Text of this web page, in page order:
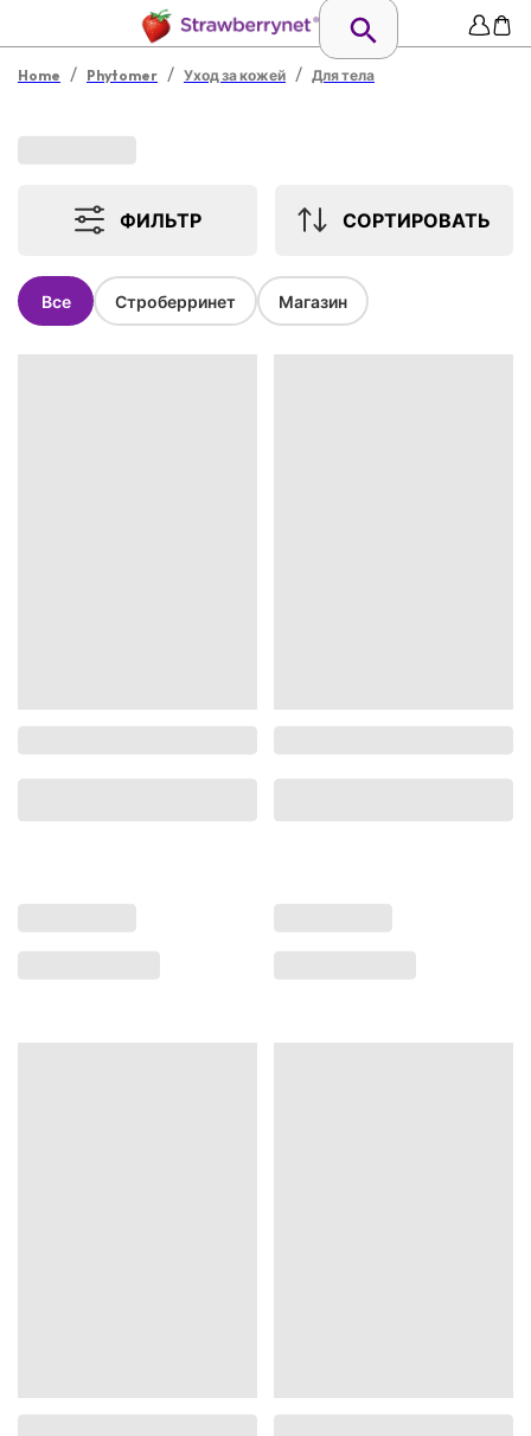
Home / Phytomer / Уход за кожей / Для тела
ФИЛЬТР СОРТИРОВАТЬ
Все Строберринет Магазин